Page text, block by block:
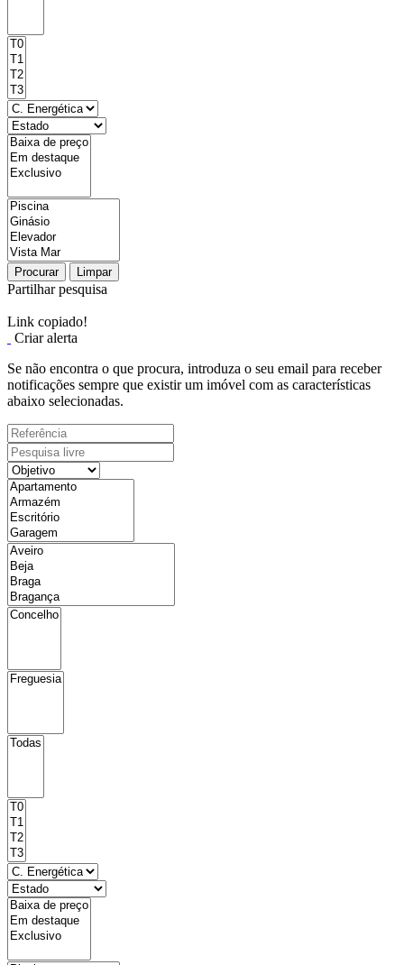
Procurar Limpar
Partilhar pesquisa
Link copiado!
Criar alerta
Se não encontra o que procura, introduza o seu email para receber
notificações sempre que existir um imóvel com as características
abaixo selecionadas.